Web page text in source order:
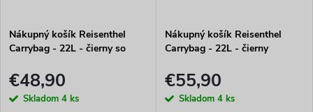
Nákupný košík Reisenthel
Carrybag - 22L - čierny so
€48,90
Skladom 4 ks
Nákupný košík Reisenthel
Carrybag - 22L - čierny
€55,90
Skladom 4 ks